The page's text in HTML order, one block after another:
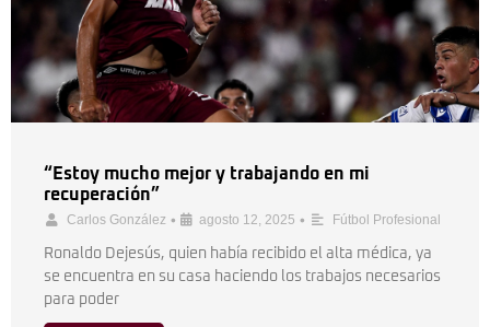
“Estoy mucho mejor y trabajando en mi
recuperación”
Carlos González • agosto 12, 2025 • Fútbol Profesional
Ronaldo Dejesús, quien había recibido el alta médica, ya
se encuentra en su casa haciendo los trabajos necesarios
para poder